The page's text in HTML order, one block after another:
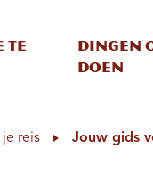
te
Dingen
doen
reis Jouw gids